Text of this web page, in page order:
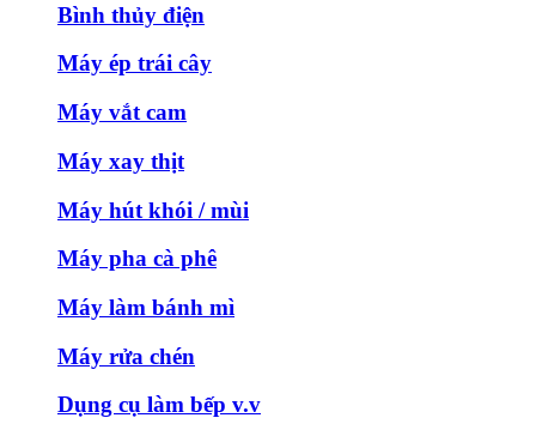
Bình thủy điện
Máy ép trái cây
Máy vắt cam
Máy xay thịt
Máy hút khói / mùi
Máy pha cà phê
Máy làm bánh mì
Máy rửa chén
Dụng cụ làm bếp v.v